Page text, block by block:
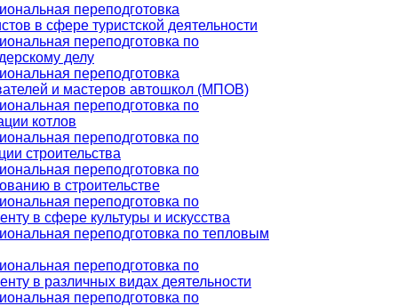
переподготовка
в сфере туристской деятельности
переподготовка по
делу
переподготовка
и мастеров автошкол (МПОВ)
переподготовка по
котлов
переподготовка по
строительства
переподготовка по
в строительстве
переподготовка по
в сфере культуры и искусства
переподготовка по тепловым
переподготовка по
в различных видах деятельности
переподготовка по